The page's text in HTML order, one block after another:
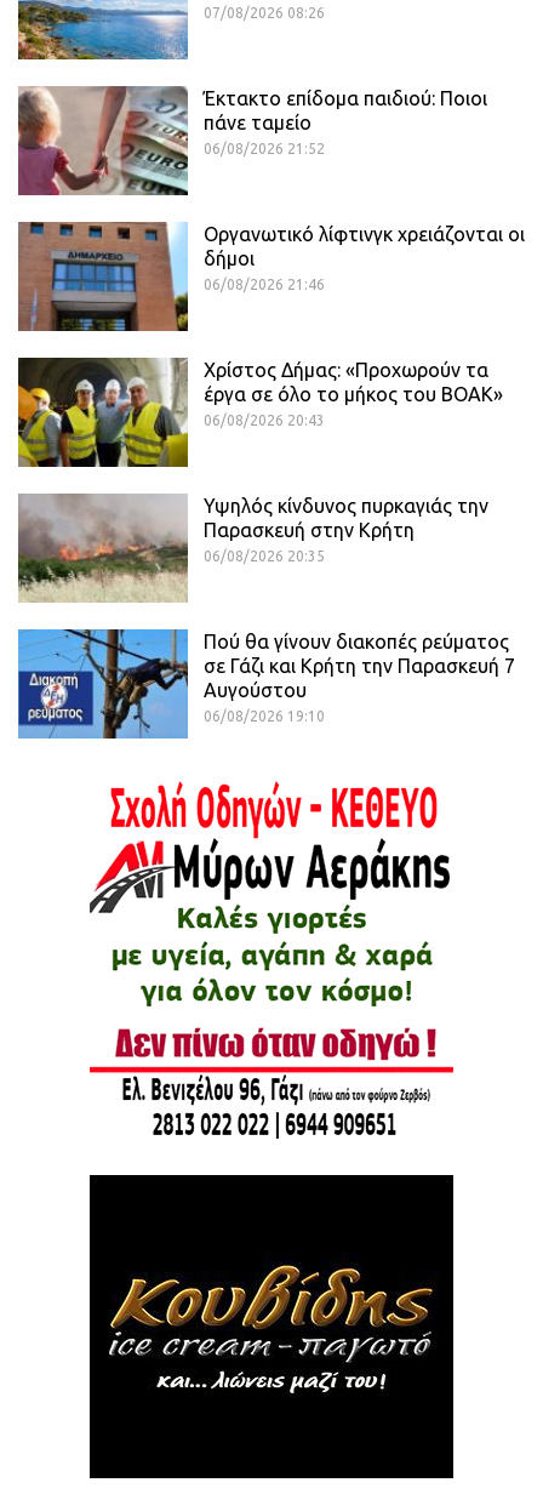
07/08/2026 08:26
Έκτακτο επίδομα παιδιού: Ποιοι
πάνε ταμείο
06/08/2026 21:52
Οργανωτικό λίφτινγκ χρειάζονται οι
δήμοι
06/08/2026 21:46
Χρίστος Δήμας: «Προχωρούν τα
έργα σε όλο το μήκος του ΒΟΑΚ»
06/08/2026 20:43
Υψηλός κίνδυνος πυρκαγιάς την
Παρασκευή στην Κρήτη
06/08/2026 20:35
Πού θα γίνουν διακοπές ρεύματος
σε Γάζι και Κρήτη την Παρασκευή 7
Αυγούστου
06/08/2026 19:10